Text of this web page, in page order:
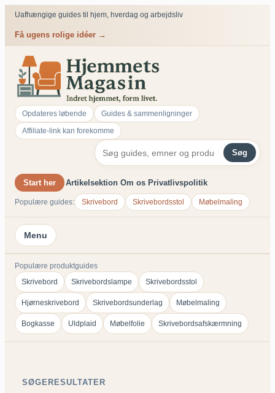
Spring
indhold
Uafhængige guides til hjem, hverdag og arbejdsliv
Få ugens rolige idéer →
Opdateres løbende
Guides & sammenligninger
Affiliate-link kan forekomme
Søg
Start her Artikelsektion Om os Privatlivspolitik
Populære guides: Skrivebord Skrivebordsstol Møbelmaling
Menu
Populære produktguides
Skrivebord
Skrivebordslampe Skrivebordsstol
Hjørneskrivebord Skrivebordsunderlag Møbelmaling
Bogkasse Uldplaid Møbelfolie Skrivebordsafskærmning
SØGERESULTATER